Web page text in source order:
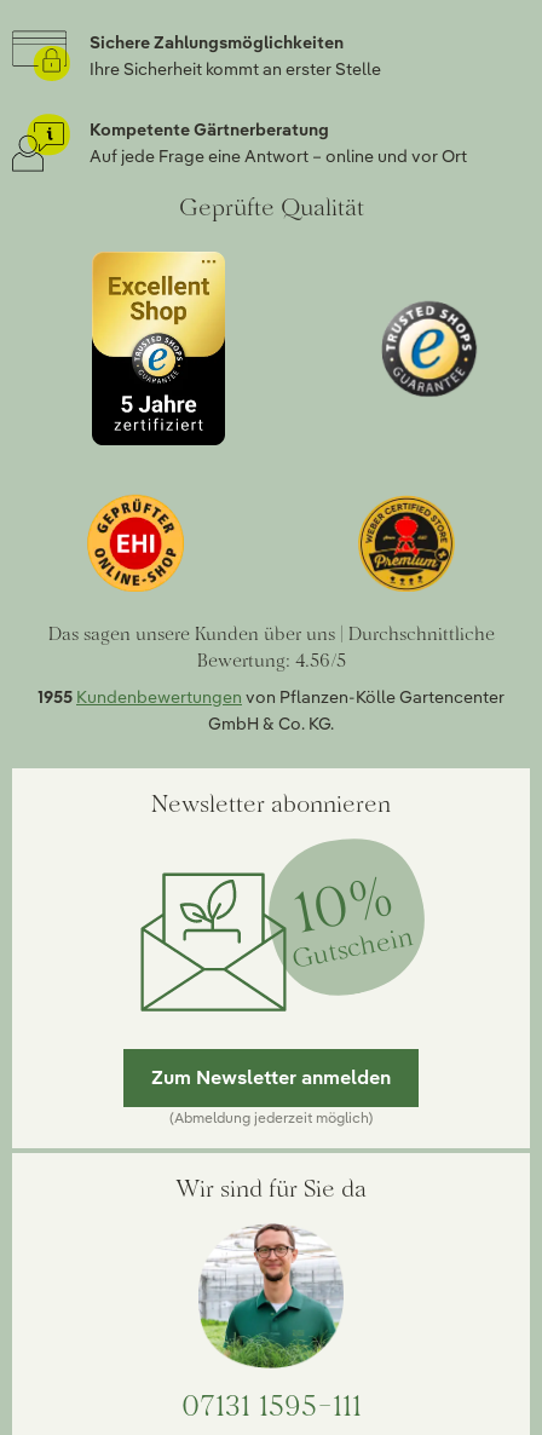
Sichere Zahlungsmöglichkeiten
Ihre Sicherheit kommt an erster Stelle
Kompetente Gärtnerberatung
Auf jede Frage eine Antwort – online und vor Ort
Geprüfte Qualität
Das sagen unsere Kunden über uns | Durchschnittliche
Bewertung: 4.56/5
1955 Kundenbewertungen von Pflanzen-Kölle Gartencenter
GmbH & Co. KG.
Newsletter abonnieren
10%
Gutschein
Zum Newsletter anmelden
(Abmeldung jederzeit möglich)
Wir sind für Sie da
07131 1595-111